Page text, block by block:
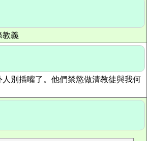
教義
別插嘴了。他們禁慾做清教徒與我何